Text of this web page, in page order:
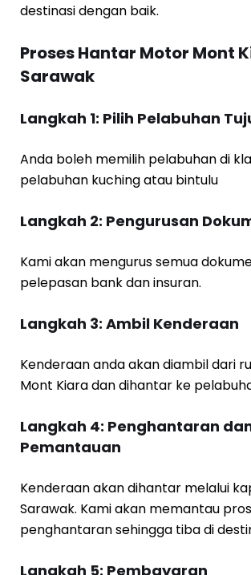
destinasi dengan baik.
Proses Hantar Motor Mont
Sarawak
Langkah 1: Pilih Pelabuhan
Anda boleh memilih pelabuhan di
pelabuhan kuching atau bintulu
Langkah 2: Pengurusan
Kami akan mengurus semua
pelepasan bank dan insuran.
Langkah 3: Ambil Kenderaan
Kenderaan anda akan diambil dari
Mont Kiara dan dihantar ke
Langkah 4: Penghantaran
Pemantauan
Kenderaan akan dihantar melalui
Sarawak. Kami akan memantau
penghantaran sehingga tiba di
Langkah 5: Pembayaran